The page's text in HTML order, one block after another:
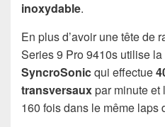
inoxydable.
En plus d’avoir une tête de
Series 9 Pro 9410s utilise
SyncroSonicqui effectue
transversauxpar minute et
160 fois dans le même laps